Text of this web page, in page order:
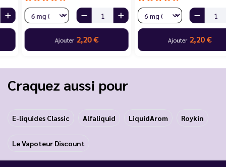
Ajouter2,20 € Ajouter2,20 €
Craquez aussi pour
E-liquides Classic Alfaliquid LiquidArom Roykin
Le Vapoteur Discount